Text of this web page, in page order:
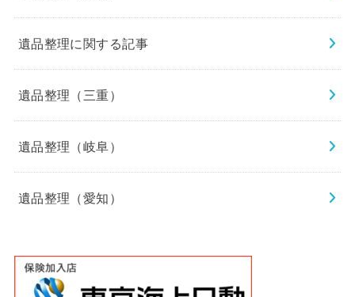
遺品整理に関する記事
遺品整理（三重）
遺品整理（岐阜）
遺品整理（愛知）